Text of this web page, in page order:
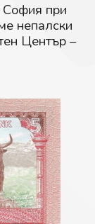
София при
непалски
Център –